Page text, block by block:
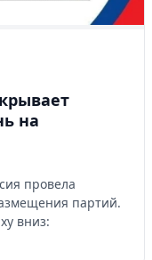
на
провела
партий.
вниз: